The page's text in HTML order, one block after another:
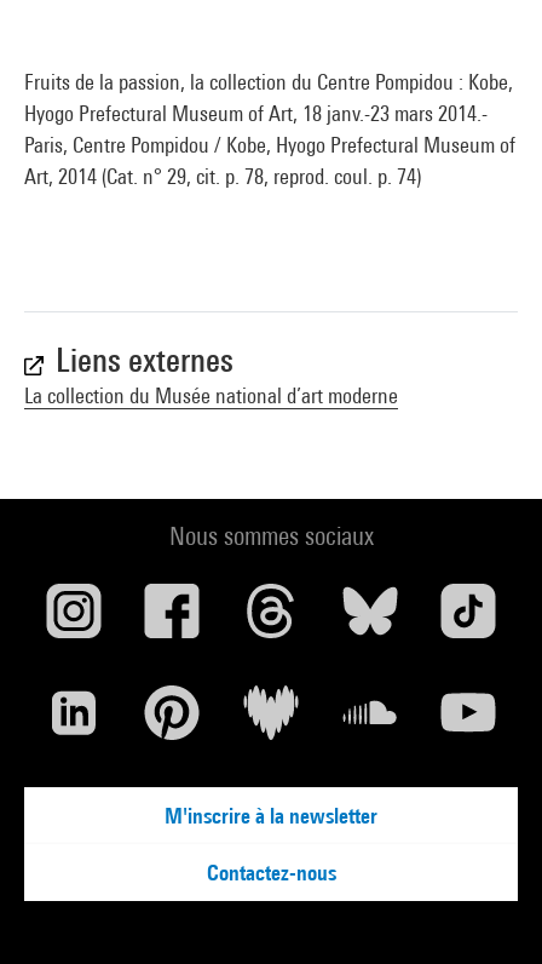
Fruits de la passion, la collection du Centre Pompidou : Kobe,
Hyogo Prefectural Museum of Art, 18 janv.-23 mars 2014.-
Paris, Centre Pompidou / Kobe, Hyogo Prefectural Museum of
Art, 2014 (Cat. n° 29, cit. p. 78, reprod. coul. p. 74)
Liens externes
La collection du Musée national d’art moderne
Nous sommes sociaux
M'inscrire à la newsletter
Contactez-nous